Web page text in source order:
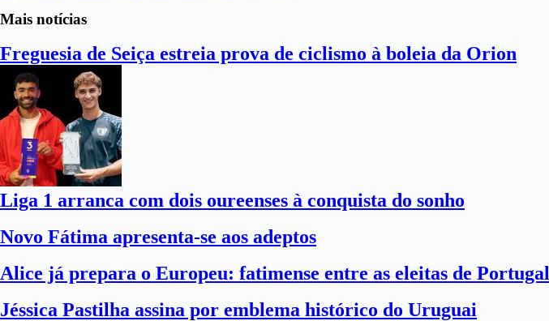
Mais notícias
Freguesia de Seiça estreia prova de ciclismo à boleia da Orion
Liga 1 arranca com dois oureenses à conquista do sonho
Novo Fátima apresenta-se aos adeptos
Alice já prepara o Europeu: fatimense entre as eleitas de Portugal
Jéssica Pastilha assina por emblema histórico do Uruguai